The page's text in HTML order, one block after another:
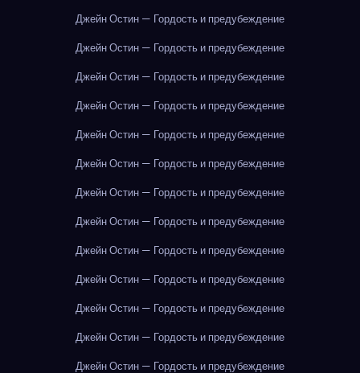
Джейн Остин — Гордость и предубеждение
Джейн Остин — Гордость и предубеждение
Джейн Остин — Гордость и предубеждение
Джейн Остин — Гордость и предубеждение
Джейн Остин — Гордость и предубеждение
Джейн Остин — Гордость и предубеждение
Джейн Остин — Гордость и предубеждение
Джейн Остин — Гордость и предубеждение
Джейн Остин — Гордость и предубеждение
Джейн Остин — Гордость и предубеждение
Джейн Остин — Гордость и предубеждение
Джейн Остин — Гордость и предубеждение
Джейн Остин — Гордость и предубеждение